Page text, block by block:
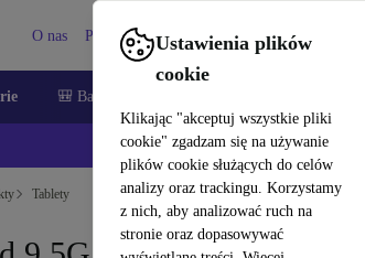
Ustawienia plików
cookie
Klikając "akceptuj wszystkie pliki
cookie" zgadzam się na używanie
plików cookie służących do celów
analizy oraz trackingu. Korzystamy
z nich, aby analizować ruch na
stronie oraz dopasowywać
O nas Pomoc
🎒 Back to school
💰Zaoszczędź
Tablety